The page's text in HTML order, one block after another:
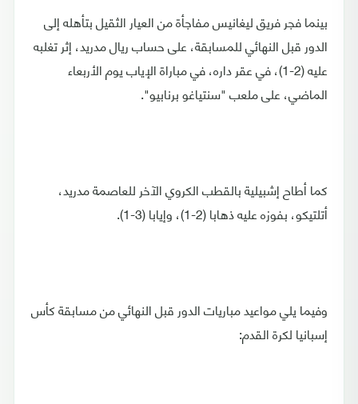
بينما فجر فريق ليغانيس مفاجأة من العيار الثقيل بتأهله إلى
الدور قبل النهائي للمسابقة، على حساب ريال مدريد، إثر تغلبه
عليه (2-1)، في عقر داره، في مباراة الإياب يوم الأربعاء
الماضي، على ملعب "سنتياغو برنابيو".
كما أطاح إشبيلية بالقطب الكروي الآخر للعاصمة مدريد،
أتلتيكو، بفوزه عليه ذهابا (2-1)، وإيابا (3-1).
وفيما يلي مواعيد مباريات الدور قبل النهائي من مسابقة كأس
إسبانيا لكرة القدم: